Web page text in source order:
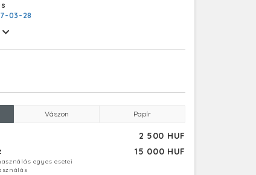
03-28
Vászon Papír
2 500 HUF
15 000 HUF
egyes esetei